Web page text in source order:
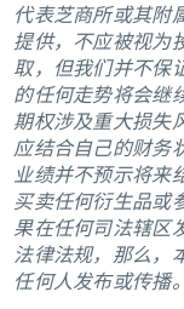
代表芝商所或其附
提供，不应被视为
取，但我们并不保
的任何走势将会继
期权涉及重大损失
应结合自己的财务
业绩并不预示将来
买卖任何衍生品或
果在任何司法辖区
法律法规，那么，
任何人发布或传播。